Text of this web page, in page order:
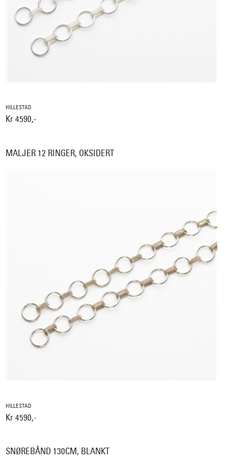
HILLESTAD
Kr 4590,-
MALJER 12 RINGER, OKSIDERT
HILLESTAD
Kr 4590,-
SNØREBÅND 130CM, BLANKT